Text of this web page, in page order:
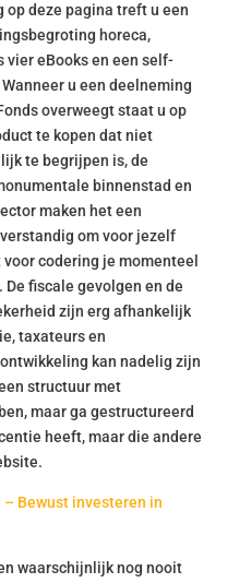
deze pagina treft u een
horeca,
eBooks en een self-
u een deelneming
overweegt staat u op
te kopen dat niet
te begrijpen is, de
binnenstad en
maken het een
om voor jezelf
codering je momenteel
De fiscale gevolgen en de
zijn erg afhankelijk
taxateurs en
kan nadelig zijn
structuur met
maar ga gestructureerd
heeft, maar die andere
Bewust investeren in
waarschijnlijk nog nooit